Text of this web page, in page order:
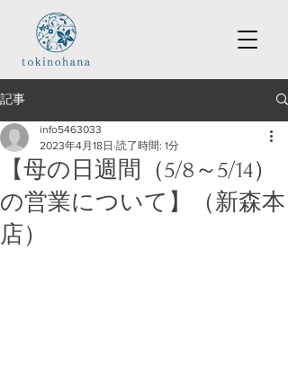
記事
【母の日週間（5/8～5/14）
の営業について】（新森本
店）
info5463033
2023年4月18日 読了時間: 1分